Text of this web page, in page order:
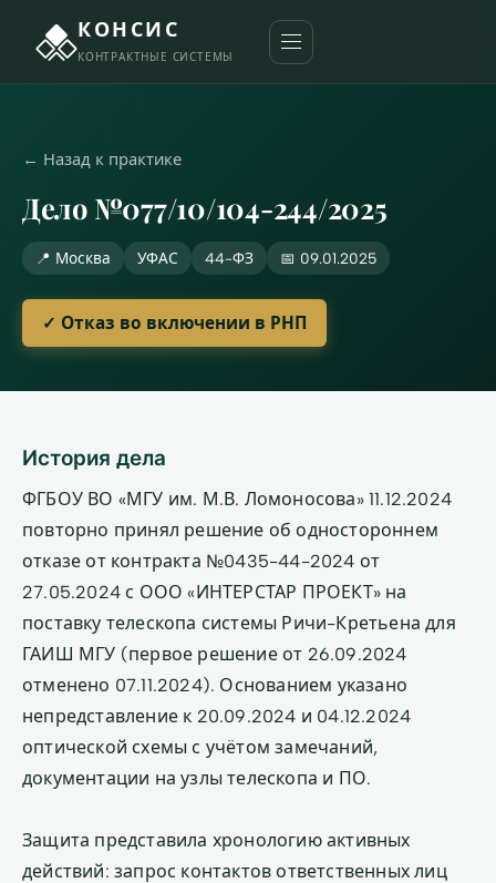
КОНСИС
КОНТРАКТНЫЕ СИСТЕМЫ
← Назад к практике
Дело №077/10/104-244/2025
📍 Москва УФАС 44-ФЗ 📅 09.01.2025
✓ Отказ во включении в РНП
История дела
ФГБОУ ВО «МГУ им. М.В. Ломоносова» 11.12.2024
повторно принял решение об одностороннем
отказе от контракта №0435-44-2024 от
27.05.2024 с ООО «ИНТЕРСТАР ПРОЕКТ» на
поставку телескопа системы Ричи-Кретьена для
ГАИШ МГУ (первое решение от 26.09.2024
отменено 07.11.2024). Основанием указано
непредставление к 20.09.2024 и 04.12.2024
оптической схемы с учётом замечаний,
документации на узлы телескопа и ПО.
Защита представила хронологию активных
действий: запрос контактов ответственных лиц